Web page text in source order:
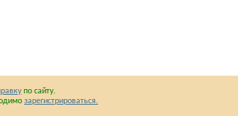
по сайту.
зарегистрироваться.